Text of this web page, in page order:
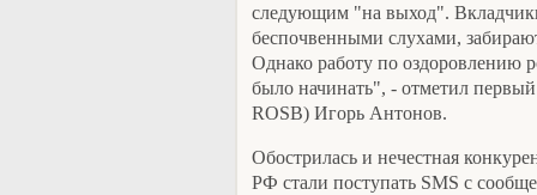
следующим "на выход".
беспочвенными слухами,
Однако работу по оздоровлению
было начинать", - отметил
ROSB) Игорь Антонов.
Обострилась и нечестная
РФ стали поступать SMS с